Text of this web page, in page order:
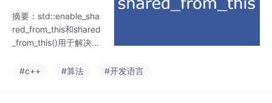
tu中都可以拖动文件到
其他路径，然后达到移
动文件的目的。
我学c++）
摘要：std::enable_sha
red_from_this和shared
_from_this()用于解决在
hared_ptr的问题。直接
#c++ #算法 #开发语言